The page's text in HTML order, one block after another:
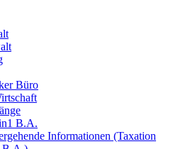
Büro
B.A.
Informationen (Taxation